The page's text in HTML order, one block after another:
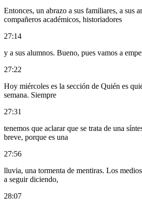
Entonces, un abrazo a sus familiares, a sus
compañeros académicos, historiadores
27:14
y a sus alumnos. Bueno, pues vamos a
27:22
Hoy miércoles es la sección de Quién es
semana. Siempre
27:31
tenemos que aclarar que se trata de una
breve, porque es una
27:56
lluvia, una tormenta de mentiras. Los
a seguir diciendo,
28:07